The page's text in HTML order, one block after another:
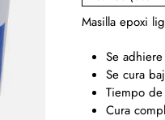
Masilla epoxi
Se
Se cura
Tiempo
Cura